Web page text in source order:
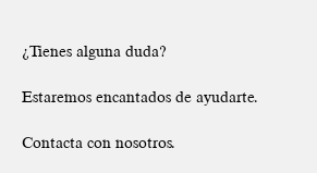
¿Tienes alguna duda?
Estaremos encantados de ayudarte.
Contacta con nosotros.